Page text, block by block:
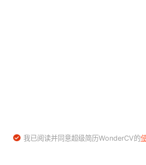
我已阅读并同意超级简历WonderCV的